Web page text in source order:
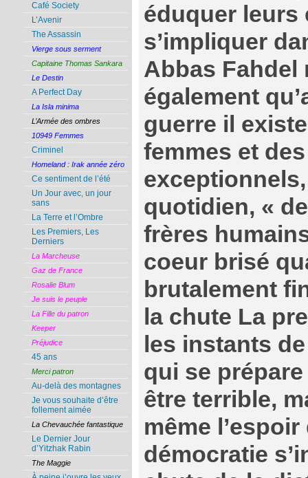
éduquer leurs
s’impliquer
Abbas Fahdel
également
guerre il
femmes et
quotidien, «
frères
coeur brisé
brutalement
la chute La
les instants
qui se
être terrible,
même
démocratie
Café Society
L’Avenir
The Assassin
Vierge sous serment
Capitaine Thomas Sankara
Le Destin
A Perfect Day
La Isla minima
L’Armée des ombres
10949 Femmes
Criminel
Homeland : Irak année zéro
Ce sentiment de l’été
Un Jour avec, un jour
sans
La Terre et l’Ombre
Les Premiers, Les
Derniers
La Marcheuse
Gaz de France
Rosalie Blum
Je suis le peuple
La Fille du patron
Keeper
Préjudice
45 ans
Merci patron
Au-delà des montagnes
Je vous souhaite d’être
follement aimée
La Chevauchée fantastique
Le Dernier Jour
d’Yitzhak Rabin
The Maggie